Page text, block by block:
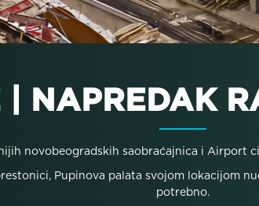
| NAPREDAK
novobeogradskih saobraćajnica i Airport
Pupinova palata svojom lokacijom
potrebno.